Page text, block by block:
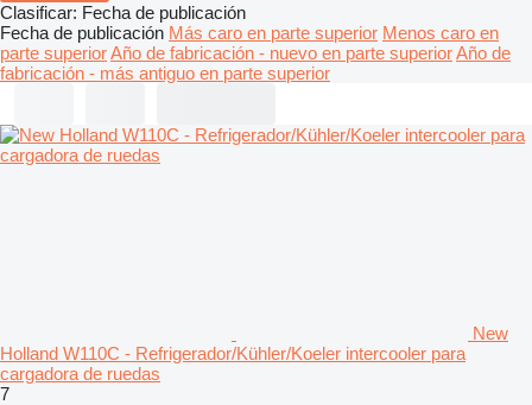
Clasificar: Fecha de publicación
Fecha de publicación Más caro en parte superior Menos caro en
parte superiorAño de fabricación - nuevo en parte superiorAño de
fabricación - más antiguo en parte superior
New
Holland W110C - Refrigerador/Kühler/Koeler intercooler para
cargadora de ruedas
7